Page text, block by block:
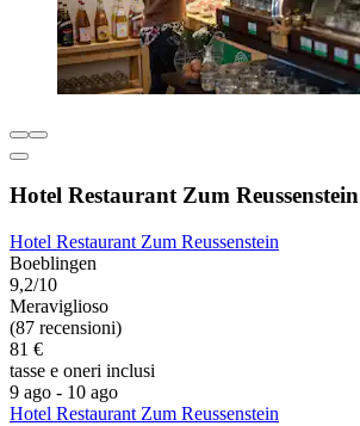
Hotel Restaurant Zum Reussenstein
Hotel Restaurant Zum Reussenstein
Boeblingen
9,2/10
Meraviglioso
(87 recensioni)
81 €
tasse e oneri inclusi
9 ago - 10 ago
Hotel Restaurant Zum Reussenstein